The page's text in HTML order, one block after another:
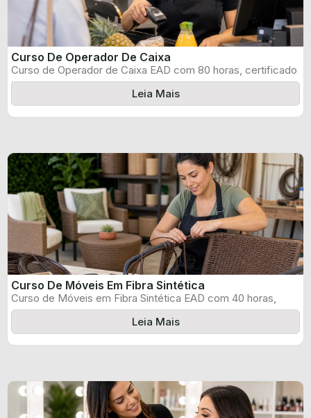
Curso De Operador De Caixa
Curso de Operador de Caixa EAD com 80 horas, certificado
informado pelo produtor ...
Leia Mais
Curso De Móveis Em Fibra Sintética
Curso de Móveis em Fibra Sintética EAD com 40 horas,
certificado informado pelo ...
Leia Mais